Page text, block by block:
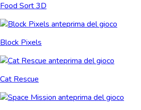
Food Sort 3D
Block Pixels
Cat Rescue